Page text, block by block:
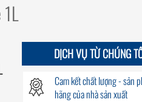
DỊCH VỤ TỪ CHÚNG
Cam kết chất lượng - sản
hãng của nhà sản xuất